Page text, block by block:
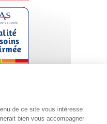
confidentialitéPlan du site